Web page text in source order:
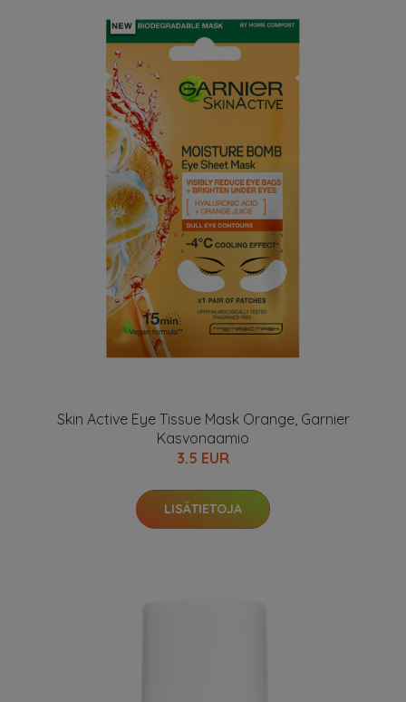
Skin Active Eye Tissue Mask Orange, Garnier
Kasvonaamio
3.5 EUR
LISÄTIETOJA